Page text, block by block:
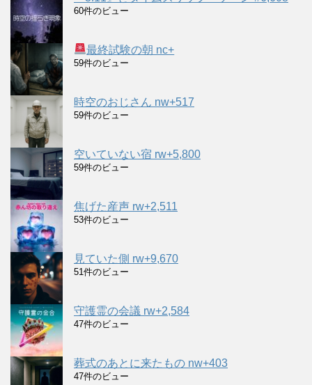
60件のビュー
最終試験の朝 nc+
59件のビュー
時空のおじさん nw+517
59件のビュー
空いていない宿 rw+5,800
59件のビュー
焦げた産声 rw+2,511
53件のビュー
見ていた側 rw+9,670
51件のビュー
守護霊の会議 rw+2,584
47件のビュー
葬式のあとに来たもの nw+403
47件のビュー